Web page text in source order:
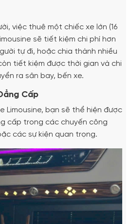
việc thuê một chiếc xe lớn (16
sẽ tiết kiệm chi phí hơn
tự đi, hoặc chia thành nhiều
tiết kiệm được thời gian và chi
ra sân bay, bến xe.
Cấp
Limousine, bạn sẽ thể hiện được
cấp trong các chuyến công
các sự kiện quan trọng.